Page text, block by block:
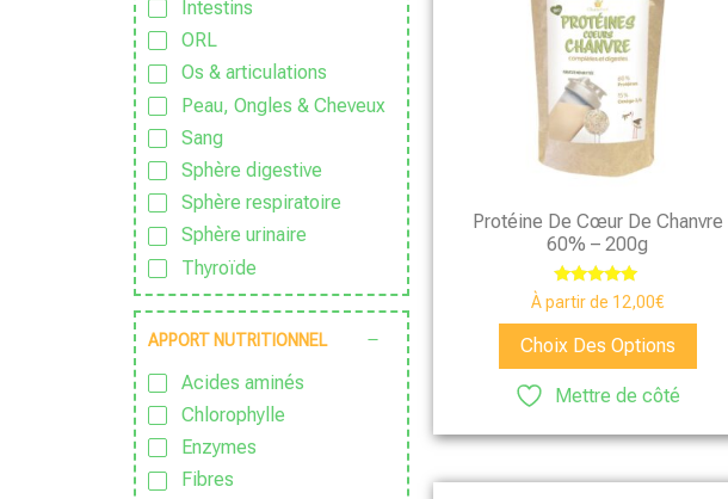
Intestins
ORL
Os & articulations
Peau, Ongles & Cheveux
Sang
Sphère digestive
Sphère respiratoire
Sphère urinaire
Thyroïde
APPORT NUTRITIONNEL
Acides aminés
Chlorophylle
Enzymes
Fibres
Protéine De Cœur De Chanvre
60% – 200g
Note
5.00
sur 5
À partir de 12,00€
Choix Des Options
Mettre de côté